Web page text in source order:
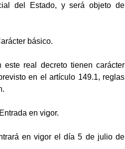
del Estado, y será objeto de
básico.
este real decreto tienen carácter
en el artículo 149.1, reglas
en vigor.
en vigor el día 5 de julio de